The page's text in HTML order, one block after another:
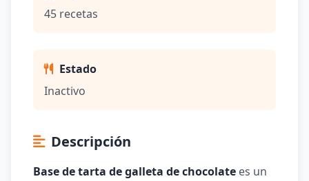
45 recetas
Estado
Inactivo
Descripción
Base de tarta de galleta de chocolate es un